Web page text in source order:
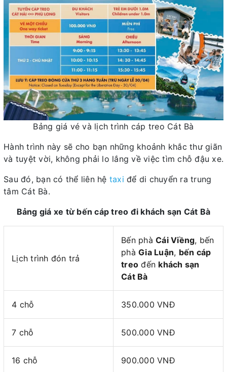
Bảng giá vé và lịch trình cáp treo Cát Bà
Hành trình này sẽ cho bạn những khoảnh khắc thư giãn
và tuyệt vời, không phải lo lắng về việc tìm chỗ đậu xe.
Sau đó, bạn có thể liên hệ taxi để di chuyển ra trung
tâm Cát Bà.
Bảng giá xe từ bến cáp treo đi khách sạn Cát Bà
Lịch trình đón trả
Bến phà Cái Viềng, bến
phà Gia Luận, bến cáp
treo đến khách sạn
Cát Bà
4 chỗ 350.000 VNĐ
7 chỗ 500.000 VNĐ
16 chỗ 900.000 VNĐ